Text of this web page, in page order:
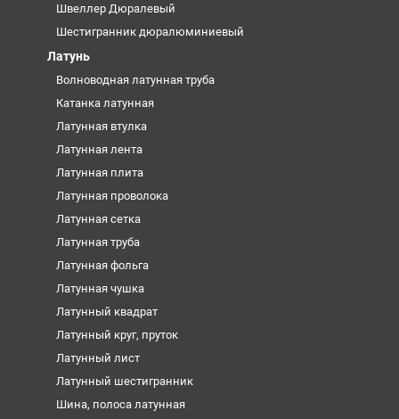
Швеллер Дюралевый
Шестигранник дюралюминиевый
Латунь
Волноводная латунная труба
Катанка латунная
Латунная втулка
Латунная лента
Латунная плита
Латунная проволока
Латунная сетка
Латунная труба
Латунная фольга
Латунная чушка
Латунный квадрат
Латунный круг, пруток
Латунный лист
Латунный шестигранник
Шина, полоса латунная